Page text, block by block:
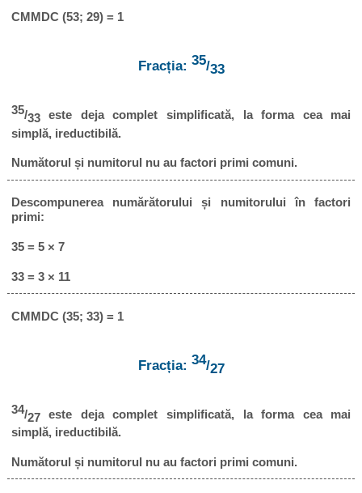
CMMDC (53; 29) = 1
Fracția: 35/33
35/33este deja complet simplificată, la forma cea mai
simplă, ireductibilă.
Numătorul și numitorul nu au factori primi comuni.
Descompunerea numărătorului și numitorului în factori
primi:
35 = 5 × 7
33 = 3 × 11
CMMDC (35; 33) = 1
Fracția: 34/27
34/27este deja complet simplificată, la forma cea mai
simplă, ireductibilă.
Numătorul și numitorul nu au factori primi comuni.